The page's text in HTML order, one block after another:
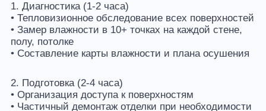
1. Диагностика (1-2 часа)
• Тепловизионное обследование всех поверхностей
• Замер влажности в 10+ точках на каждой стене,
полу, потолке
• Составление карты влажности и плана осушения
2. Подготовка (2-4 часа)
• Организация доступа к поверхностям
• Частичный демонтаж отделки при необходимости